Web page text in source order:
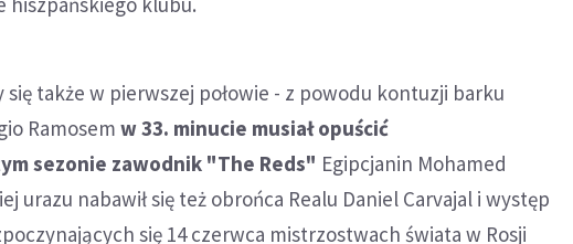
się także w pierwszej połowie - z powodu kontuzji barku
Ramosemw 33. minucie musiał opuścić
sezonie zawodnik "The Reds" Egipcjanin Mohamed
urazu nabawił się też obrońca Realu Daniel Carvajal i występ
się 14 czerwca mistrzostwach świata w Rosji